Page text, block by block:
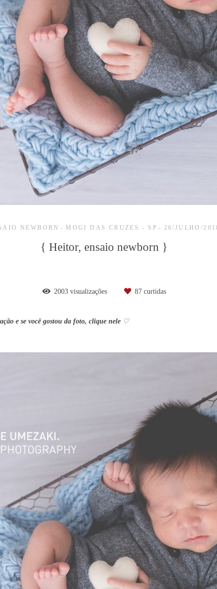
NEWBORN MOGI DAS CRUZES - SP 26/JULHO/
{ Heitor, ensaio newborn }
2003visualizações 87curtidas
e se você gostou da foto, clique nele ♡